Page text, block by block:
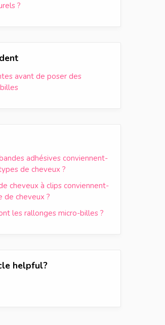
?
avant de poser des
adhésives conviennent-
de cheveux ?
cheveux à clips conviennent-
de cheveux ?
les rallonges micro-billes ?
helpful?